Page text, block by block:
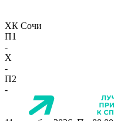
ХК Сочи
П1
-
X
-
П2
-